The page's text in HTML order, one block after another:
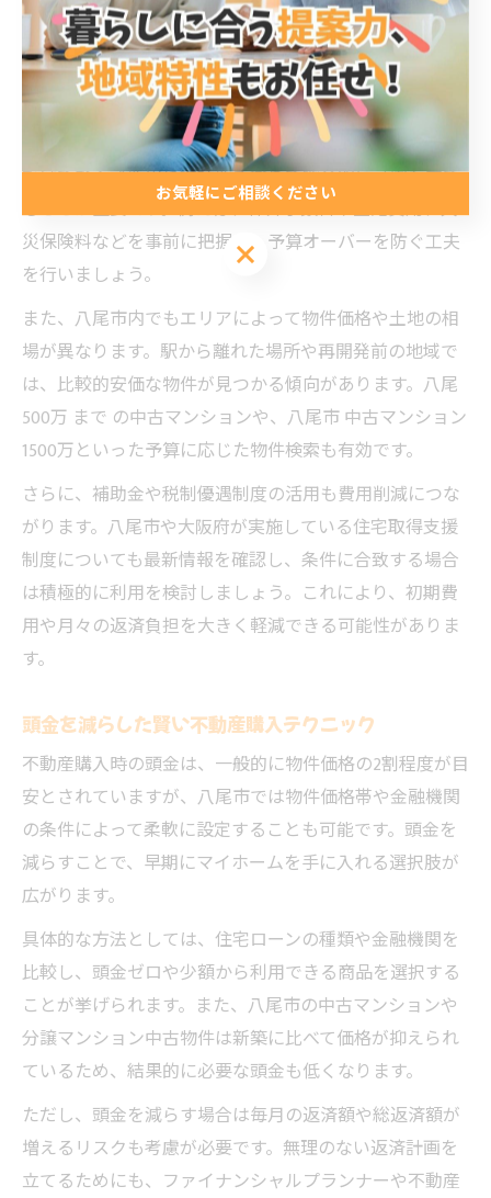
術
不動産費用を抑える八尾市での工夫ポイント
八尾市で不動産を購入する際、費用を抑えるためにはい
くつかの具体的な工夫が求められます。まず、物件価格
だけでなく諸費用や維持費も含めて総合的に計画を立て
ることが重要です。例えば、仲介手数料や登記費用、火
災保険料などを事前に把握し、予算オーバーを防ぐ工夫
を行いましょう。
また、八尾市内でもエリアによって物件価格や土地の相
場が異なります。駅から離れた場所や再開発前の地域で
は、比較的安価な物件が見つかる傾向があります。八尾
500万 まで の中古マンションや、八尾市 中古マンション
1500万といった予算に応じた物件検索も有効です。
さらに、補助金や税制優遇制度の活用も費用削減につな
がります。八尾市や大阪府が実施している住宅取得支援
制度についても最新情報を確認し、条件に合致する場合
は積極的に利用を検討しましょう。これにより、初期費
用や月々の返済負担を大きく軽減できる可能性がありま
す。
頭金を減らした賢い不動産購入テクニック
不動産購入時の頭金は、一般的に物件価格の2割程度が目
安とされていますが、八尾市では物件価格帯や金融機関
の条件によって柔軟に設定することも可能です。頭金を
減らすことで、早期にマイホームを手に入れる選択肢が
広がります。
具体的な方法としては、住宅ローンの種類や金融機関を
比較し、頭金ゼロや少額から利用できる商品を選択する
ことが挙げられます。また、八尾市の中古マンションや
分譲マンション中古物件は新築に比べて価格が抑えられ
ているため、結果的に必要な頭金も低くなります。
ただし、頭金を減らす場合は毎月の返済額や総返済額が
増えるリスクも考慮が必要です。無理のない返済計画を
立てるためにも、ファイナンシャルプランナーや不動産
お気軽にご相談ください
お気軽にご相談ください